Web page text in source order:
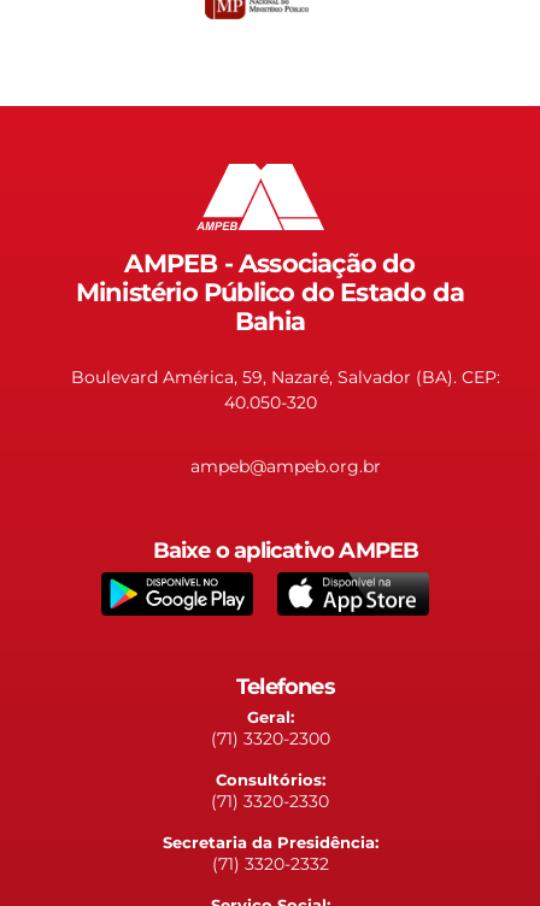
AMPEB - Associação do
Ministério Público do Estado da
Bahia
Boulevard América, 59, Nazaré, Salvador (BA). CEP:
40.050-320
ampeb@ampeb.org.br
Baixe o aplicativo AMPEB
Telefones
Geral:
(71) 3320-2300
Consultórios:
(71) 3320-2330
Secretaria da Presidência:
(71) 3320-2332